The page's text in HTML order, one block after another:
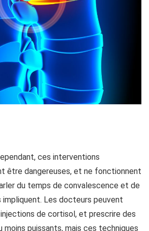
ces interventions
être dangereuses, et ne fonctionnent
du temps de convalescence et de
impliquent. Les docteurs peuvent
de cortisol, et prescrire des
moins puissants, mais ces techniques